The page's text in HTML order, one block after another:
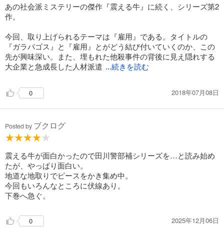
あの社会派ミステリーの傑作『震える牛』に続く、シリーズ第2
作。
今回、取り上げられるテーマは『雇用』である。タイトルの
『ガラパゴス』と『雇用』とがどう結び付いていくのか、この
先が興味深い。また、埋もれた他殺事件の背後に見え隠れする
大企業と急成長した人材派遣 ...続きを読む
0 2018年07月08日
Posted by ブクログ
震える牛が面白かったので田川警部補シリーズを…と読み始め
たが、やっぱり面白い。
地道な地取りでピースをかき集め中。
今回もいろんなところに伏線あり。
下巻へ急ぐ。
0 2025年12月06日